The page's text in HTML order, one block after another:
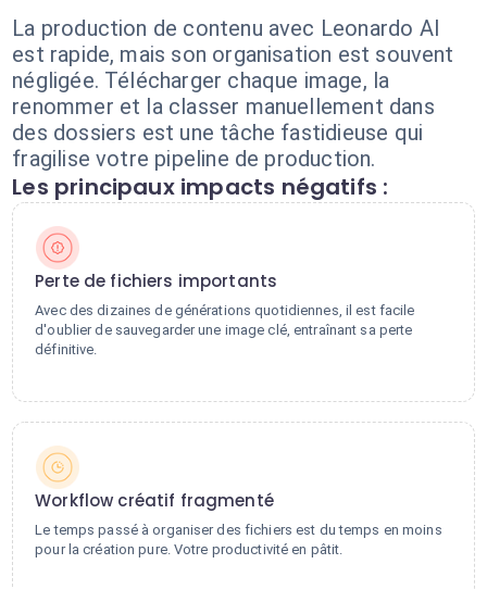
La production de contenu avec Leonardo AI
est rapide, mais son organisation est souvent
négligée. Télécharger chaque image, la
renommer et la classer manuellement dans
des dossiers est une tâche fastidieuse qui
fragilise votre pipeline de production.
Les principaux impacts négatifs :
Perte de fichiers importants
Avec des dizaines de générations quotidiennes, il est facile
d'oublier de sauvegarder une image clé, entraînant sa perte
définitive.
Workflow créatif fragmenté
Le temps passé à organiser des fichiers est du temps en moins
pour la création pure. Votre productivité en pâtit.